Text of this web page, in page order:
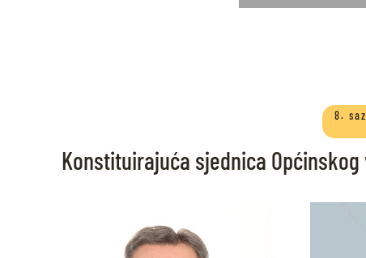
8.
Konstituirajuća sjednica